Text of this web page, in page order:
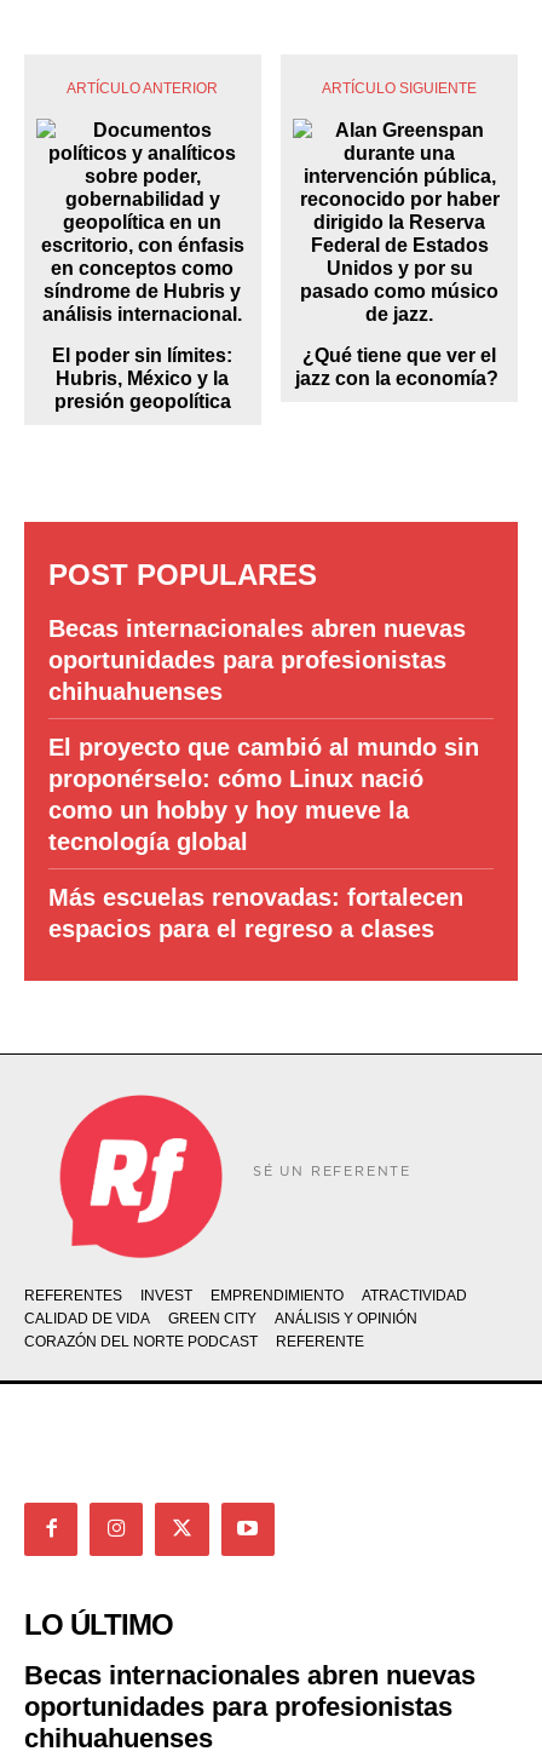
ARTÍCULO ANTERIOR
El poder sin límites:
Hubris, México y la
presión geopolítica
ARTÍCULO SIGUIENTE
¿Qué tiene que ver el
jazz con la economía?
POST POPULARES
Becas internacionales abren nuevas
oportunidades para profesionistas
chihuahuenses
El proyecto que cambió al mundo sin
proponérselo: cómo Linux nació
como un hobby y hoy mueve la
tecnología global
Más escuelas renovadas: fortalecen
espacios para el regreso a clases
SÉ UN REFERENTE
REFERENTES INVEST EMPRENDIMIENTO
ATRACTIVIDAD
CALIDAD DE VIDA
GREEN CITY
ANÁLISIS Y OPINIÓN
CORAZÓN DEL NORTE PODCAST
REFERENTE
LO ÚLTIMO
Becas internacionales abren nuevas
oportunidades para profesionistas
chihuahuenses